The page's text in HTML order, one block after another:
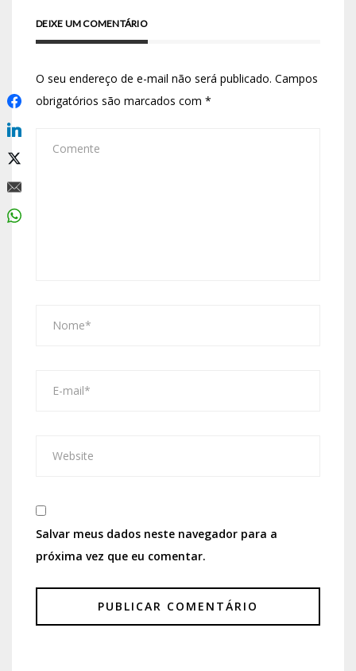
DEIXE UM COMENTÁRIO
O seu endereço de e-mail não será publicado. Campos
obrigatórios são marcados com *
Salvar meus dados neste navegador para a
próxima vez que eu comentar.